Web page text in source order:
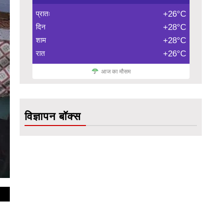
प्रातः +26°C
दिन +28°C
शाम +28°C
रात +26°C
आज का मौसम
विज्ञापन बॉक्स